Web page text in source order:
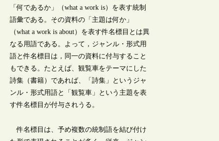
「何であるか」（what a work is）を表す統制
語彙である。その資料の「主題は何か」
（what a work is about）を表す件名標目とは異
なる用語である。よって，ジャンル・形式用
語と件名標目は，同一の資料に付与すること
もできる。たとえば、観覧車をテーマにした
詩集（書籍）であれば、「詩集」というジャ
ンル・形式用語と「観覧車」という主題を表
す件名標目が付与されうる。
件名標目は、予め複数の統制語を結び付け